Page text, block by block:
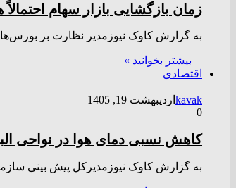
زمان بازگشایی بازار سهام احتمالاً
به گزارش کاوک نیوزمدیر نظارت بر
بیشتر بخوانید »
اقتصادی
kavak اردیبهشت 19, 1405
0
کاهش نسبی دمای هوا در نواحی
به گزارش کاوک نیوزمدیرکل پیش بینی